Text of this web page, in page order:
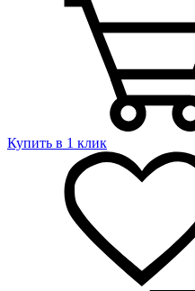
Купить в 1 клик